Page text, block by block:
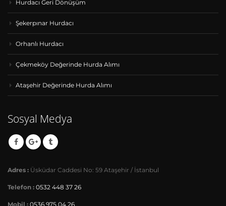
Hurdacı Geri Dönüşüm
Şekerpınar Hurdacı
Orhanlı Hurdacı
Çekmeköy Değerinde Hurda Alımı
Ataşehir Değerinde Hurda Alımı
Sosyal Medya
Adres : Üsküdar Caddesi No: 59 Ataşehir / İstanbul
Telefon : 0532 448 37 26
Mobil : 0536 975 04 26